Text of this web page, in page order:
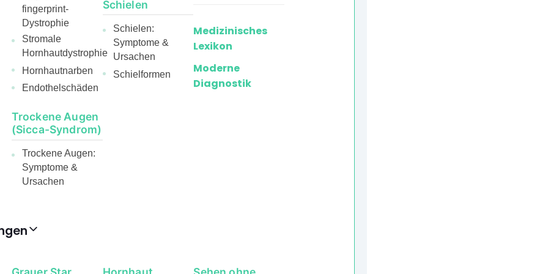
fingerprint-
Dystrophie
Stromale
Hornhautdystrophie
Hornhautnarben
Endothelschäden
Trockene Augen
(Sicca-Syndrom)
Trockene Augen:
Symptome &
Ursachen
Schielen
Schielen:
Symptome &
Ursachen
Schielformen
Medizinisches
Lexikon
Moderne
Diagnostik